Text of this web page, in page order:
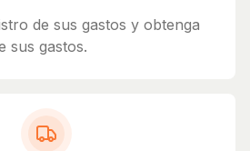
de sus gastos y obtenga
sus gastos.